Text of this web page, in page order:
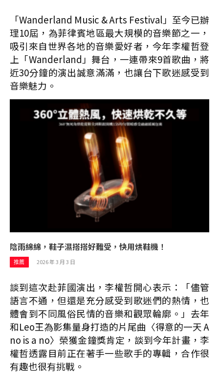
「Wanderland Music & Arts Festival」至今已辦
理10屆，為菲律賓地區最大規模的音樂節之一，
吸引來自世界各地的音樂愛好者，今年李權哲登
上「Wanderland」舞台，一連帶來9首歌曲，將
近30分鐘的演出誠意滿滿，也讓台下歌迷感受到
音樂魅力。
陰雨綿綿，鞋子濕搭搭好難受，快用烘鞋機！
推薦 2026 年 3 月 3 日
談到這次赴菲國演出，李權哲開心表示：「儘管
語言不通，但還是充分感受到歌迷們的熱情，也
體會到不同風俗民情的音樂和觀眾輪廓。」去年
和Leo王為影集量身打造的片尾曲〈得意的一天 A
no is a no〉榮獲金鐘獎肯定，談到今年計畫，李
權哲透露目前正在著手一些歌手的專輯，合作很
有趣也很有挑戰。